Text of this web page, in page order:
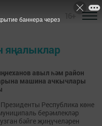
яңалыклар
авыл һәм район
машина ачкычлары
Республика көне
берәмлекләр
бәйге җиңүчеләрен
баннера через